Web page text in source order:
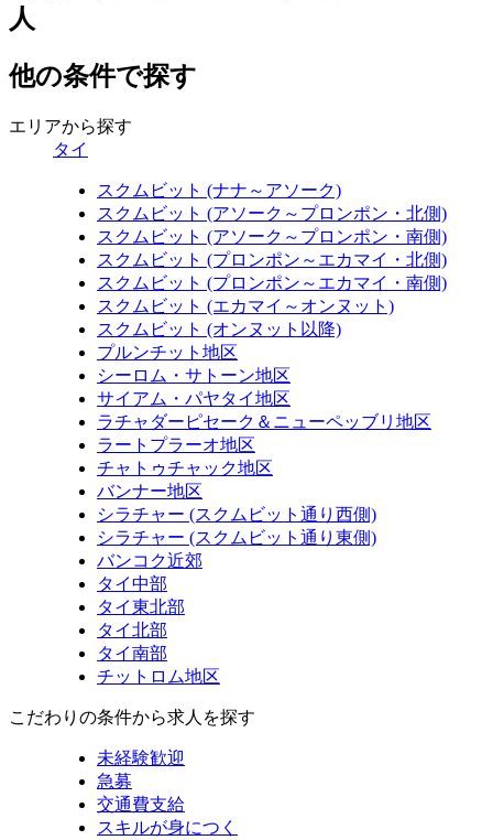
人
他の条件で探す
エリアから探す
タイ
スクムビット (ナナ～アソーク)
スクムビット (アソーク～プロンポン・北側)
スクムビット (アソーク～プロンポン・南側)
スクムビット (プロンポン～エカマイ・北側)
スクムビット (プロンポン～エカマイ・南側)
スクムビット (エカマイ～オンヌット)
スクムビット (オンヌット以降)
プルンチット地区
シーロム・サトーン地区
サイアム・パヤタイ地区
ラチャダーピセーク＆ニューペッブリ地区
ラートプラーオ地区
チャトゥチャック地区
バンナー地区
シラチャー (スクムビット通り西側)
シラチャー (スクムビット通り東側)
バンコク近郊
タイ中部
タイ東北部
タイ北部
タイ南部
チットロム地区
こだわりの条件から求人を探す
未経験歓迎
急募
交通費支給
スキルが身につく